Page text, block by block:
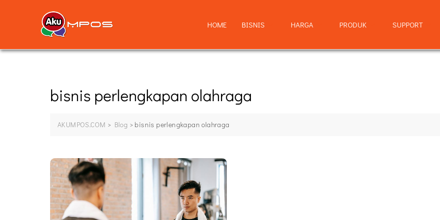
HOME BISNIS HARGA PRODUK SUPPORT
bisnis perlengkapan olahraga
AKUMPOS.COM > Blog > bisnis perlengkapan olahraga